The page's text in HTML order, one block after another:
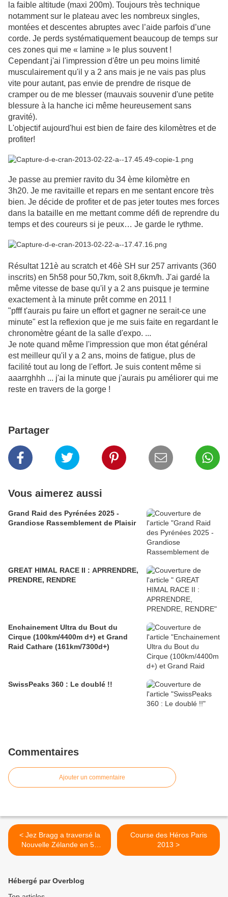
la faible altitude (maxi 200m). Toujours très technique
notamment sur le plateau avec les nombreux singles,
montées et descentes abruptes avec l’aide parfois d’une
corde. Je perds systématiquement beaucoup de temps sur
ces zones qui me « lamine » le plus souvent !
Cependant j'ai l'impression d'être un peu moins limité
musculairement qu'il y a 2 ans mais je ne vais pas plus
vite pour autant, pas envie de prendre de risque de
cramper ou de me blesser (mauvais souvenir d'une petite
blessure à la hanche ici même heureusement sans
gravité).
L'objectif aujourd'hui est bien de faire des kilomètres et de
profiter!
Je passe au premier ravito du 34 ème kilomètre en
3h20. Je me ravitaille et repars en me sentant encore très
bien. Je décide de profiter et de pas jeter toutes mes forces
dans la bataille en me mettant comme défi de reprendre du
temps et des coureurs si je peux… Je garde le rythme.
Résultat 121è au scratch et 46è SH sur 257 arrivants (360
inscrits) en 5h58 pour 50,7km, soit 8,6km/h. J'ai gardé la
même vitesse de base qu'il y a 2 ans puisque je termine
exactement à la minute prêt comme en 2011 !
"pfff t'aurais pu faire un effort et gagner ne serait-ce une
minute" est la reflexion que je me suis faite en regardant le
chronomètre géant de la salle d'expo. ...
Je note quand même l'impression que mon état général
est meilleur qu'il y a 2 ans, moins de fatigue, plus de
facilité tout au long de l'effort. Je suis content même si
aaarrghhh ... j'ai la minute que j'aurais pu améliorer qui me
reste en travers de la gorge !
Partager
Vous aimerez aussi
Grand Raid des Pyrénées 2025 -
Grandiose Rassemblement de Plaisir
GREAT HIMAL RACE II : APRRENDRE,
PRENDRE, RENDRE
Enchainement Ultra du Bout du
Cirque (100km/4400m d+) et Grand
Raid Cathare (161km/7300d+)
SwissPeaks 360 : Le doublé !!
Commentaires
Ajouter un commentaire
< Jez Bragg a traversé la
Nouvelle Zélande en 53
jours
Course des Héros Paris
2013 >
Hébergé par Overblog